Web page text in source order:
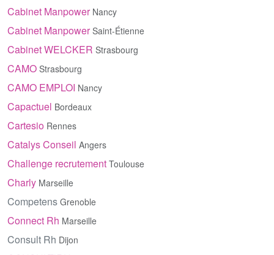
Cabinet Manpower Nancy
Cabinet ManpowerSaint-Étienne
Cabinet WELCKER Strasbourg
CAMO Strasbourg
CAMO EMPLOI Nancy
Capactuel Bordeaux
Cartesio Rennes
Catalys Conseil Angers
Challenge recrutement Toulouse
Charly Marseille
Competens Grenoble
Connect Rh Marseille
Consult Rh Dijon